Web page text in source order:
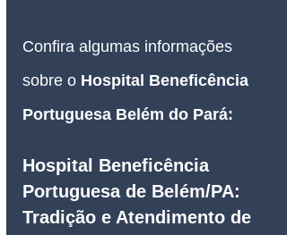
Confira algumas informações
sobre o Hospital Beneficência
Portuguesa Belém do Pará:
Hospital Beneficência
Portuguesa de Belém/PA:
Tradição e Atendimento de